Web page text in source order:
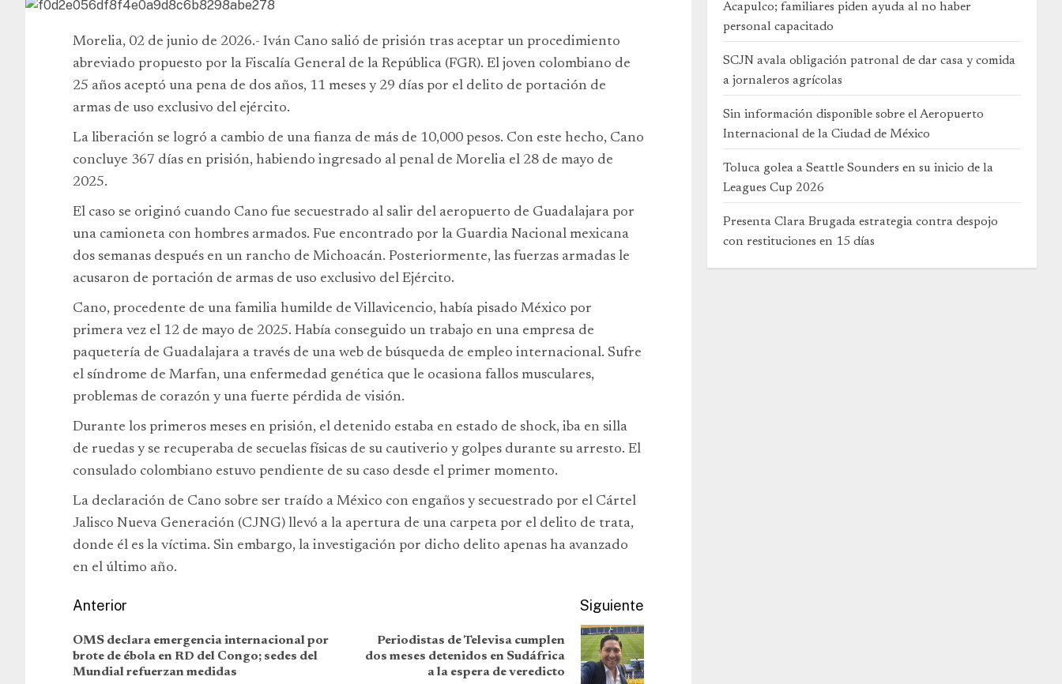
Morelia, 02 de junio de 2026.- Iván Cano salió de prisión tras aceptar un procedimiento
abreviado propuesto por la Fiscalía General de la República (FGR). El joven colombiano de
25 años aceptó una pena de dos años, 11 meses y 29 días por el delito de portación de
armas de uso exclusivo del ejército.
La liberación se logró a cambio de una fianza de más de 10,000 pesos. Con este hecho, Cano
concluye 367 días en prisión, habiendo ingresado al penal de Morelia el 28 de mayo de
2025.
El caso se originó cuando Cano fue secuestrado al salir del aeropuerto de Guadalajara por
una camioneta con hombres armados. Fue encontrado por la Guardia Nacional mexicana
dos semanas después en un rancho de Michoacán. Posteriormente, las fuerzas armadas le
acusaron de portación de armas de uso exclusivo del Ejército.
Cano, procedente de una familia humilde de Villavicencio, había pisado México por
primera vez el 12 de mayo de 2025. Había conseguido un trabajo en una empresa de
paquetería de Guadalajara a través de una web de búsqueda de empleo internacional. Sufre
el síndrome de Marfan, una enfermedad genética que le ocasiona fallos musculares,
problemas de corazón y una fuerte pérdida de visión.
Durante los primeros meses en prisión, el detenido estaba en estado de shock, iba en silla
de ruedas y se recuperaba de secuelas físicas de su cautiverio y golpes durante su arresto. El
consulado colombiano estuvo pendiente de su caso desde el primer momento.
La declaración de Cano sobre ser traído a México con engaños y secuestrado por el Cártel
Jalisco Nueva Generación (CJNG) llevó a la apertura de una carpeta por el delito de trata,
donde él es la víctima. Sin embargo, la investigación por dicho delito apenas ha avanzado
en el último año.
Anterior
OMS declara emergencia internacional por
brote de ébola en RD del Congo; sedes del
Mundial refuerzan medidas
Siguiente
Periodistas de Televisa cumplen
dos meses detenidos en Sudáfrica
a la espera de veredicto
Acapulco; familiares piden ayuda al no haber
personal capacitado
SCJN avala obligación patronal de dar casa y comida
a jornaleros agrícolas
Sin información disponible sobre el Aeropuerto
Internacional de la Ciudad de México
Toluca golea a Seattle Sounders en su inicio de la
Leagues Cup 2026
Presenta Clara Brugada estrategia contra despojo
con restituciones en 15 días